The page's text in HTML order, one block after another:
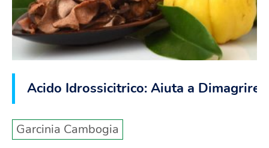
Acido Idrossicitrico: Aiuta a Dimagrire?
Garcinia Cambogia